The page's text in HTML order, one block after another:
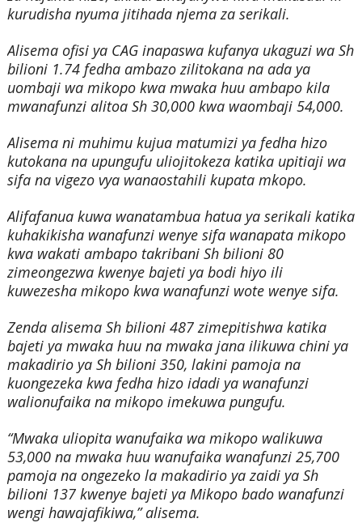
kurudisha nyuma jitihada njema za serikali.
Alisema ofisi ya CAG inapaswa kufanya ukaguzi wa Sh
bilioni 1.74 fedha ambazo zilitokana na ada ya
uombaji wa mikopo kwa mwaka huu ambapo kila
mwanafunzi alitoa Sh 30,000 kwa waombaji 54,000.
Alisema ni muhimu kujua matumizi ya fedha hizo
kutokana na upungufu uliojitokeza katika upitiaji wa
sifa na vigezo vya wanaostahili kupata mkopo.
Alifafanua kuwa wanatambua hatua ya serikali katika
kuhakikisha wanafunzi wenye sifa wanapata mikopo
kwa wakati ambapo takribani Sh bilioni 80
zimeongezwa kwenye bajeti ya bodi hiyo ili
kuwezesha mikopo kwa wanafunzi wote wenye sifa.
Zenda alisema Sh bilioni 487 zimepitishwa katika
bajeti ya mwaka huu na mwaka jana ilikuwa chini ya
makadirio ya Sh bilioni 350, lakini pamoja na
kuongezeka kwa fedha hizo idadi ya wanafunzi
walionufaika na mikopo imekuwa pungufu.
“Mwaka uliopita wanufaika wa mikopo walikuwa
53,000 na mwaka huu wanufaika wanafunzi 25,700
pamoja na ongezeko la makadirio ya zaidi ya Sh
bilioni 137 kwenye bajeti ya Mikopo bado wanafunzi
wengi hawajafikiwa,” alisema.